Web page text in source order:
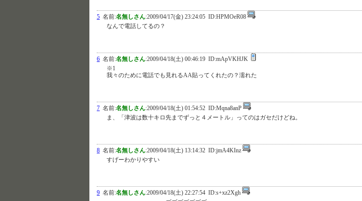
5 名前:名無しさん:2009/04/17(金) 23:24:05 ID:HPMOeR08
なんで電話してるの？
6 名前:名無しさん:2009/04/18(土) 00:46:19 ID:mApVKHJK
※1
我々のために電話でも見れるAA貼ってくれたの？濡れた
7 名前:名無しさん:2009/04/18(土) 01:54:52 ID:Mqna8anP
ま、「津波は数十キロ先までずっと４メートル」ってのはガセだけどね。
8 名前:名無しさん:2009/04/18(土) 13:14:32 ID:jmA4KInz
すげーわかりやすい
9 名前:名無しさん:2009/04/18(土) 22:27:54 ID:s+xz2Xgh